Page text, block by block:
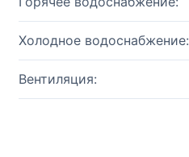
Холодное водоснабжение:
Вентиляция: